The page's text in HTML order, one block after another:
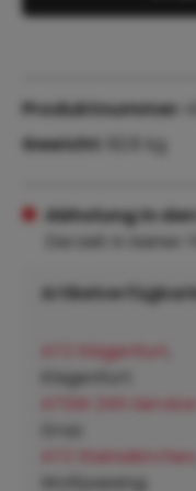
Abholung in
Derzeit in keiner
ATZ Klagenfurt
Klagenfurt:
ATSW 24h Service
ATZ Steinakirchen
Wolfpassing:
Produktnummer:
Gewicht:
92.8 kg